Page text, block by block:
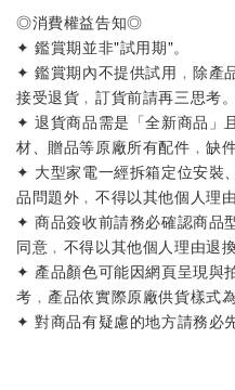
◎消費權益告知◎
✦ 鑑賞期並非"試用期"。
✦ 鑑賞期內不提供試用﹐除產
接受退貨﹐訂貨前請再三思考。
✦ 退貨商品需是「全新商品」
材、贈品等原廠所有配件﹐缺
✦ 大型家電一經拆箱定位安裝
品問題外﹐不得以其他個人理由
✦ 商品簽收前請務必確認商品
同意﹐不得以其他個人理由退換
✦ 產品顏色可能因網頁呈現與
考﹐產品依實際原廠供貨樣式為
✦ 對商品有疑慮的地方請務必